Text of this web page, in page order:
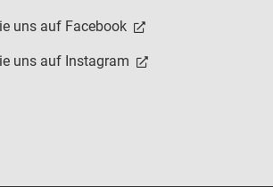
uns auf Facebook
uns auf Instagram